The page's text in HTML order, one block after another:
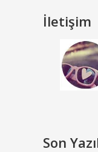
İletişim
Son